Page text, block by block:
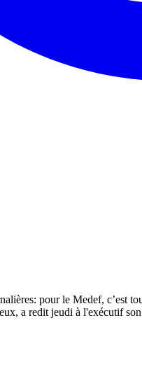
a redit jeudi à l'exécutif